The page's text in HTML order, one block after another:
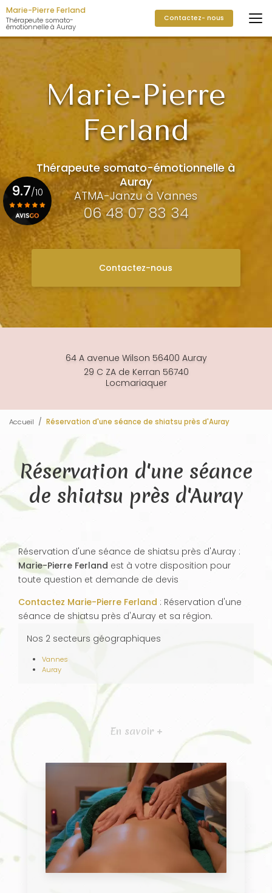
Aller
au
contenu
Marie-Pierre Ferland
Thérapeute somato-
émotionnelle à Auray
Contactez- nous
Marie-Pierre
Ferland
Thérapeute somato-émotionnelle à
Auray
ATMA-Janzu à Vannes
06 48 07 83 34
Contactez-nous
64 A avenue Wilson 56400 Auray
29 C ZA de Kerran 56740
Locmariaquer
9.7/10
Voir le certificat
Accueil Réservation d'une séance de shiatsu près d'Auray
Réservation d'une séance
de shiatsu près d'Auray
Réservation d'une séance de shiatsu près d'Auray :
Marie-Pierre Ferland est à votre disposition pour
toute question et demande de devis
Contactez Marie-Pierre Ferland : Réservation d'une
séance de shiatsu près d'Auray et sa région.
Nos 2 secteurs géographiques
Vannes
Auray
En savoir +